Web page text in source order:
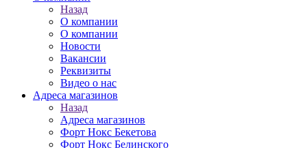
Назад
О компании
О компании
Новости
Вакансии
Реквизиты
Видео о нас
Адреса магазинов
Назад
Адреса магазинов
Форт Нокс Бекетова
Форт Нокс Белинского